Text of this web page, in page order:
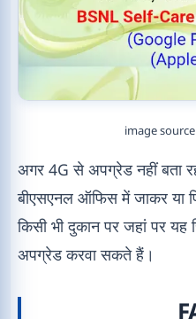
image
अगर 4G से अपग्रेड नहीं बता
बीएसएनल ऑफिस में जाकर या
किसी भी दुकान पर जहां पर यह
अपग्रेड करवा सकते हैं।